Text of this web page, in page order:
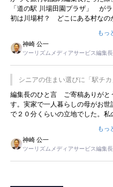
「道の駅 川場田園プラザ」 が
初は川場村？ どこにある村なの
永井 彰一社長にインタビューし
した。プレゼンも巧みで、今で
は、従業員に東京ディズニーラ
の何かを理解してもらっている
プレミアムヨーグルトを販売す
です。永井社長は、駐車場に都
ことに目をつけ、高級商品でも売
事を懐かしく読みました。
もっ
神崎 公一
ツーリズムメディアサービス編集
シニアの住まい選びに「駅チ
暮らし
編集長のひと言 ご寄稿ありがと
す。実家で一人暮らしの母がお
で２０分くらいの立地でした。
ました。母の住まいから近いと
すが、私と妹にとっては、半日
は、当人だけではなく、世話を
と思いました。
もっ
神崎 公一
ツーリズムメディアサービス編集